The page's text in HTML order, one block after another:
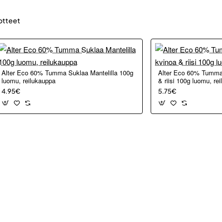
Alter Eco 60% Tumma Suklaa Mantelilla 100g
luomu, reilukauppa
4.95€
Alter Eco 60%
& riisi 100g luomu,
5.75€